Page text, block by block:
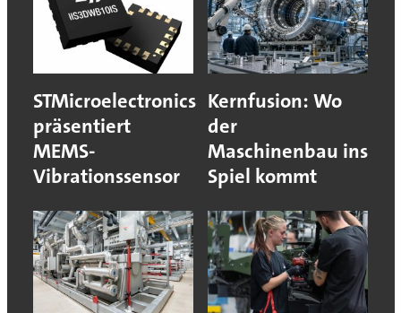
STMicroelectronics
präsentiert
MEMS-
Vibrationssensor
Kernfusion: Wo
der
Maschinenbau ins
Spiel kommt